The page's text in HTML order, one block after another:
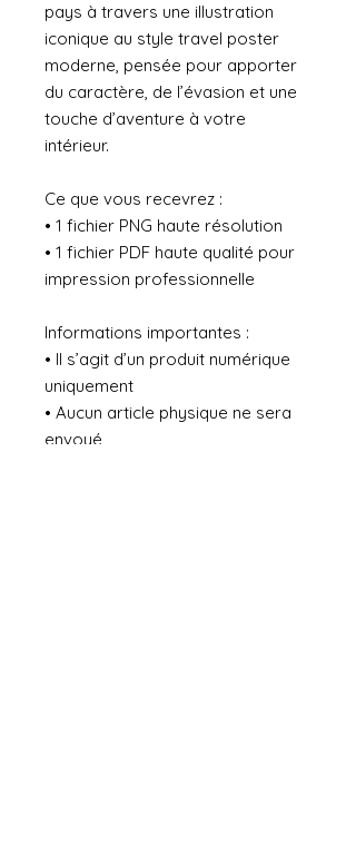
pays à travers une illustration
iconique au style travel poster
moderne, pensée pour apporter
du caractère, de l’évasion et une
touche d’aventure à votre
intérieur.
Ce que vous recevrez :
• 1 fichier PNG haute résolution
• 1 fichier PDF haute qualité pour
impression professionnelle
Informations importantes :
• Il s’agit d’un produit numérique
uniquement
• Aucun article physique ne sera
envoyé